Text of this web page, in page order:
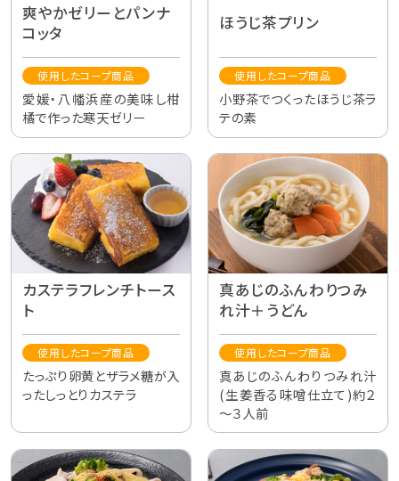
爽やかゼリーとパンナ
コッタ
使用したコープ商品
愛媛・八幡浜産の美味し柑
橘で作った寒天ゼリー
ほうじ茶プリン
使用したコープ商品
小野茶でつくったほうじ茶ラ
テの素
カステラフレンチトース
ト
使用したコープ商品
たっぷり卵黄とザラメ糖が入
ったしっとりカステラ
真あじのふんわりつみ
れ汁＋うどん
使用したコープ商品
真あじのふんわりつみれ汁
(生姜香る味噌仕立て)約２
～３人前